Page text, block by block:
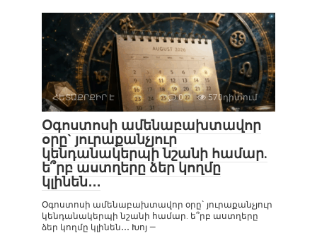
ՀԵՏԱՔՐՔԻՐ Է 0 570դիտում
Օգոստոսի ամենաբախտավոր
օրը` յուրաքանչյուր
կենդանակերպի նշանի համար.
ե՞րբ աստղերը ձեր կողմը
կլինեն․․․
Օգոստոսի ամենաբախտավոր օրը` յուրաքանչյուր
կենդանակերպի նշանի համար. ե՞րբ աստղերը
ձեր կողմը կլինեն․․․ Խոյ —